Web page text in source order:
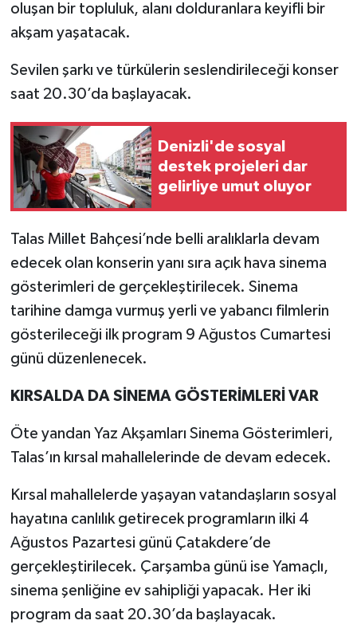
oluşan bir topluluk, alanı dolduranlara keyifli bir
akşam yaşatacak.
Sevilen şarkı ve türkülerin seslendirileceği konser
saat 20.30’da başlayacak.
Denizli'de sosyal
destek projeleri dar
gelirliye umut oluyor
Talas Millet Bahçesi’nde belli aralıklarla devam
edecek olan konserin yanı sıra açık hava sinema
gösterimleri de gerçekleştirilecek. Sinema
tarihine damga vurmuş yerli ve yabancı filmlerin
gösterileceği ilk program 9 Ağustos Cumartesi
günü düzenlenecek.
KIRSALDA DA SİNEMA GÖSTERİMLERİ VAR
Öte yandan Yaz Akşamları Sinema Gösterimleri,
Talas’ın kırsal mahallelerinde de devam edecek.
Kırsal mahallelerde yaşayan vatandaşların sosyal
hayatına canlılık getirecek programların ilki 4
Ağustos Pazartesi günü Çatakdere’de
gerçekleştirilecek. Çarşamba günü ise Yamaçlı,
sinema şenliğine ev sahipliği yapacak. Her iki
program da saat 20.30’da başlayacak.